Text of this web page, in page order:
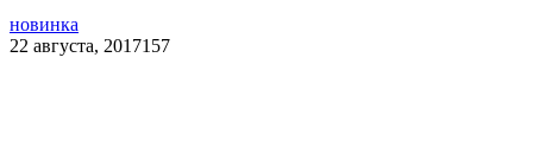
новинка
22 августа, 2017157